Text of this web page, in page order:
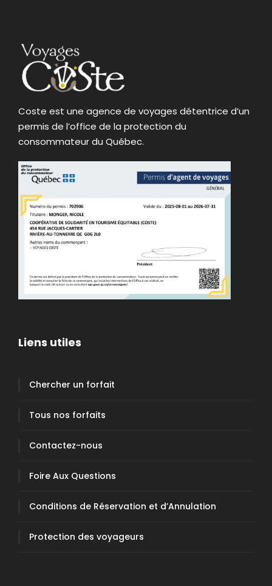
Coste est une agence de voyages détentrice d’un
permis de l’office de la protection du
consommateur du Québec.
Liens utiles
Chercher un forfait
Tous nos forfaits
Contactez-nous
Foire Aux Questions
Conditions de Réservation et d’Annulation
Protection des voyageurs